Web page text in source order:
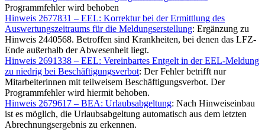
Programmfehler wird behoben
Hinweis 2677831 – EEL: Korrektur bei der Ermittlung des
Auswertungszeitraums für die Meldungserstellung: Ergänzung zu
Hinweis 2440568. Betroffen sind Krankheiten, bei denen das LFZ-
Ende außerhalb der Abwesenheit liegt.
Hinweis 2691338 – EEL: Vereinbartes Entgelt in der EEL-Meldung
zu niedrig bei Beschäftigungsverbot: Der Fehler betrifft nur
Mitarbeiterinnen mit teilweisem Beschäftigungsverbot. Der
Programmfehler wird hiermit behoben.
Hinweis 2679617 – BEA: Urlaubsabgeltung: Nach Hinweiseinbau
ist es möglich, die Urlaubsabgeltung automatisch aus dem letzten
Abrechnungsergebnis zu erkennen.